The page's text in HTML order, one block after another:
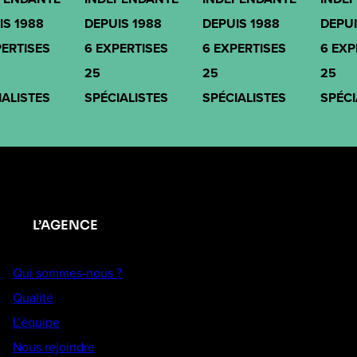
1988
DEPUIS 1988
6 EXPERTISES
25
SPÉCIALISTES
DEPUIS 1988
6 EXPERTISES
25
SPÉCIALISTES
6
25
L’AGENCE
Qui sommes-nous ?
Qualité
L’équipe
Nous rejoindre